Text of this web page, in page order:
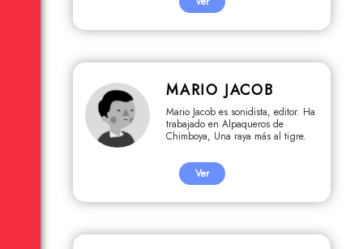
MARIO JACOB
Mario Jacob es sonidista, editor. Ha
trabajado en Alpaqueros de
Chimboya, Una raya más al tigre.
Ver